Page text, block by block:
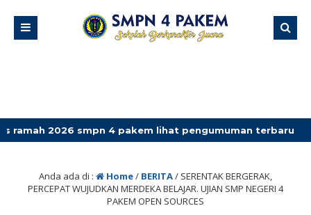
4 pakem lihat pengumuman terbaru
Anda ada di : Home/ BERITA/ SERENTAK BERGERAK,
PERCEPAT WUJUDKAN MERDEKA BELAJAR. UJIAN SMP NEGERI 4
PAKEM OPEN SOURCES